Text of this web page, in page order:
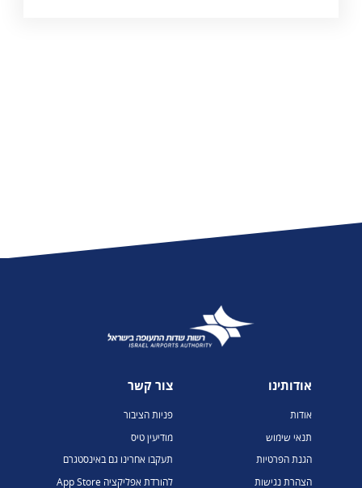
אודותינו
אודות
תנאי שימוש
הגנת הפרטיות
הצהרת נגישות
צור קשר
פניות הציבור
מודיעין טיס
תעקבו אחרינו גם באינסטגרם
להורדת אפליקציה App Store